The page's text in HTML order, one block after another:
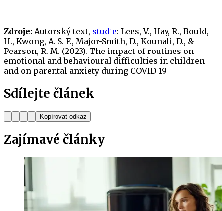
Zdroje: Autorský text, studie: Lees, V., Hay, R., Bould,
H., Kwong, A. S. F., Major-Smith, D., Kounali, D., &
Pearson, R. M. (2023). The impact of routines on
emotional and behavioural difficulties in children
and on parental anxiety during COVID-19.
Sdílejte článek
Kopírovat odkaz
Zajímavé články